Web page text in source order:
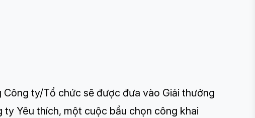
ty/Tổ chức sẽ được đưa vào Giải thưởng
Yêu thích, một cuộc bầu chọn công khai